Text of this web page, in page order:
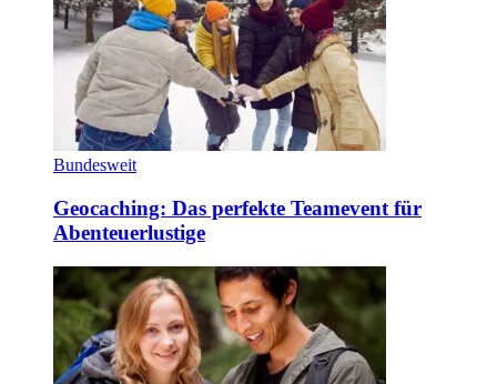
Bundesweit
Geocaching: Das perfekte Teamevent für
Abenteuerlustige